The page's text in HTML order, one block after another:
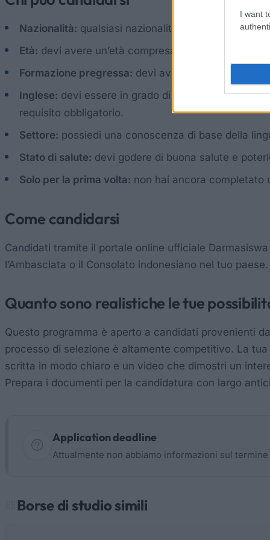
I want
Nazionalità: qualsiasi nazionalità, a condizione che
Età: devi avere un’età compresa tra i 18 e i 32 anni.
Formazione pregressa: devi aver completato la
Inglese: devi essere in grado di comunicare in
requisito obbligatorio.
Settore: possiedi una conoscenza di base della
Stato di salute: devi godere di buona salute e
Solo per la prima volta: non hai ancora completato
Come candidarsi
Candidati tramite il portale online ufficiale
l’Ambasciata o il Consolato indonesiano nel tuo
Quanto sono realistiche le tue
Questo programma è aperto a candidati provenienti
processo di selezione è altamente competitivo. La
scritta in modo chiaro e un video che dimostri un
Prepara i documenti per la candidatura con largo
Application deadline
Attualmente non abbiamo informazioni sul termine
Borse di studio simili